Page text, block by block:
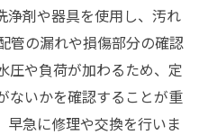
浄剤や器具を使用し、汚れ
管の漏れや損傷部分の確認
圧や負荷が加わるため、定
ないかを確認することが重
早急に修理や交換を行いま